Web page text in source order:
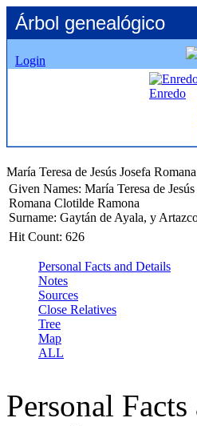
Árbol genealógico
Login
Enredo
María Teresa
Given Names: María Teresa de
Romana Clotilde Ramona
Surname: Gaytán de Ayala, y
Hit Count: 626
Personal Facts and Details
Notes
Sources
Close Relatives
Tree
Map
ALL
Personal